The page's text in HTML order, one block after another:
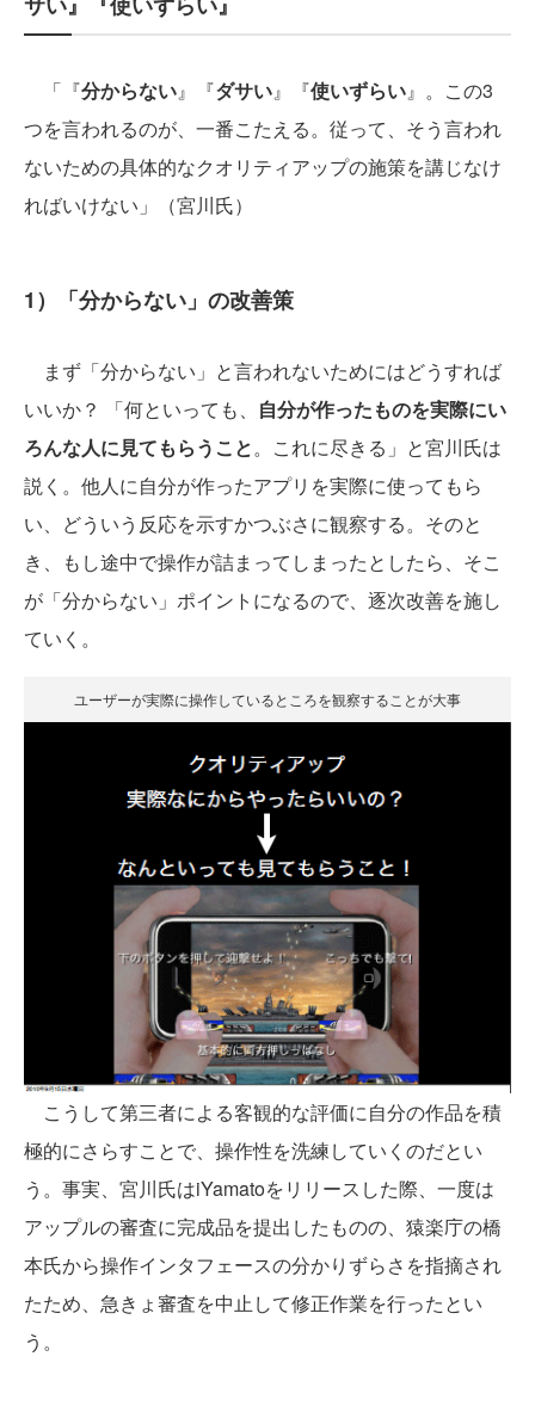
「『分からない』『ダサい』『使いずらい』。この3
つを言われるのが、一番こたえる。従って、そう言われ
ないための具体的なクオリティアップの施策を講じなけ
ればいけない」（宮川氏）
1）「分からない」の改善策
まず「分からない」と言われないためにはどうすれば
いいか？ 「何といっても、 自分が作ったものを実際にい
ろんな人に見てもらうこと。これに尽きる」と宮川氏は
説く。他人に自分が作ったアプリを実際に使ってもら
い、どういう反応を示すかつぶさに観察する。そのと
き、もし途中で操作が詰まってしまったとしたら、そこ
が「分からない」ポイントになるので、逐次改善を施し
ていく。
ユーザーが実際に操作しているところを観察することが大事
こうして第三者による客観的な評価に自分の作品を積
極的にさらすことで、操作性を洗練していくのだとい
う。事実、宮川氏はiYamatoをリリースした際、一度は
アップルの審査に完成品を提出したものの、猿楽庁の橋
本氏から操作インタフェースの分かりずらさを指摘され
たため、急きょ審査を中止して修正作業を行ったとい
う。